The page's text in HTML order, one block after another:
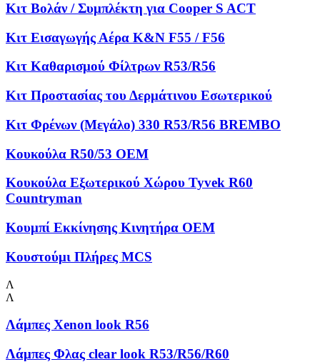
Κιτ Βολάν / Συμπλέκτη για Cooper S ACT
Κιτ Εισαγωγής Αέρα K&N F55 / F56
Κιτ Καθαρισμού Φίλτρων R53/R56
Κιτ Προστασίας του Δερμάτινου Εσωτερικού
Κιτ Φρένων (Μεγάλο) 330 R53/R56 BREMBO
Κουκούλα R50/53 OEM
Κουκούλα Εξωτερικού Χώρου Tyvek R60
Countryman
Κουμπί Εκκίνησης Κινητήρα OEM
Κουστούμι Πλήρες MCS
Λ
Λ
Λάμπες Xenon look R56
Λάμπες Φλας clear look R53/R56/R60